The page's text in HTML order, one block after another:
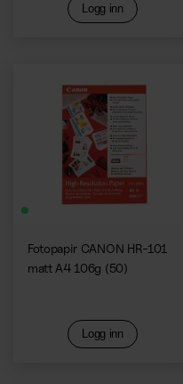
Support
Alarm & Sikkerhet
Logg inn
Fotopapir CANON HR-101
matt A4 106g (50)
Logg inn